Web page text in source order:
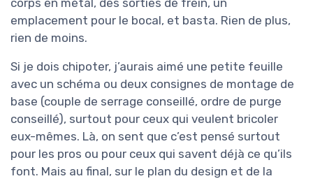
corps en métal, des sorties de frein, un
emplacement pour le bocal, et basta. Rien de plus,
rien de moins.
Si je dois chipoter, j’aurais aimé une petite feuille
avec un schéma ou deux consignes de montage de
base (couple de serrage conseillé, ordre de purge
conseillé), surtout pour ceux qui veulent bricoler
eux-mêmes. Là, on sent que c’est pensé surtout
pour les pros ou pour ceux qui savent déjà ce qu’ils
font. Mais au final, sur le plan du design et de la